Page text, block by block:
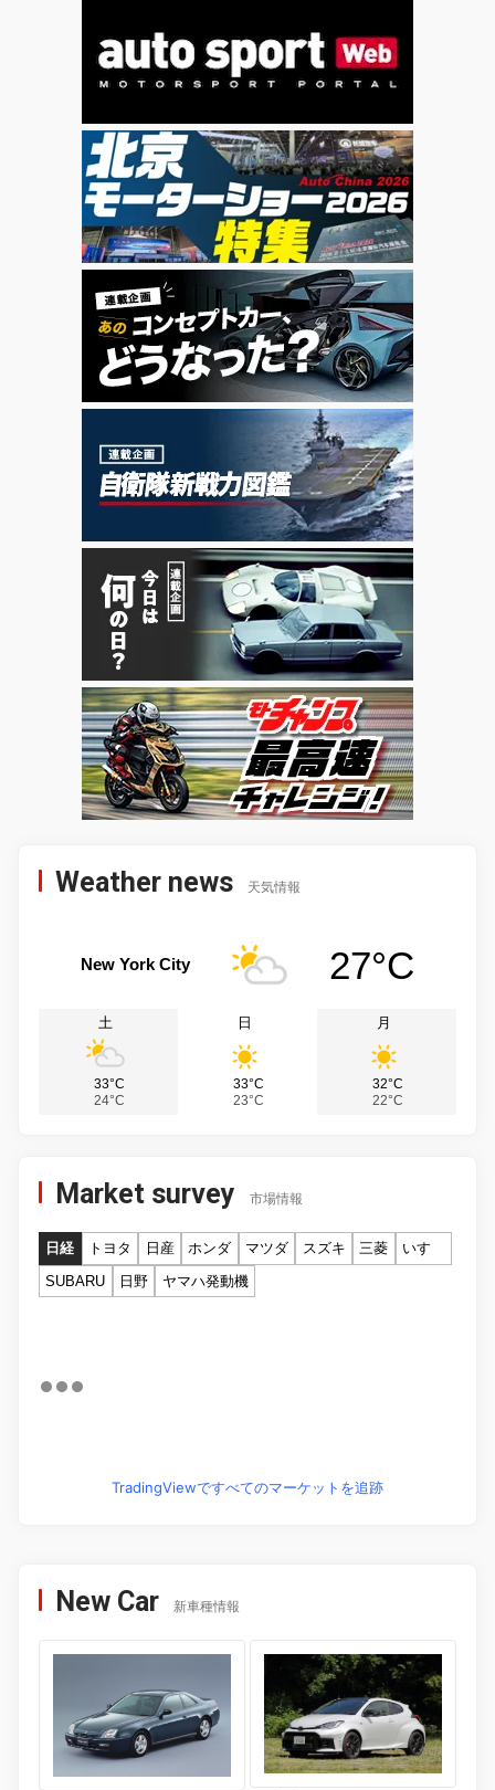
Weather news 天気情報
New York City 27°C
土
33°C
24°C
日
33°C
23°C
月
32°C
22°C
Market survey 市場情報
日経 トヨタ 日産 ホンダ マツダ スズキ 三菱
いすゞ
SUBARU
日野 ヤマハ発動機
TradingViewですべてのマーケットを追跡
New Car 新車種情報